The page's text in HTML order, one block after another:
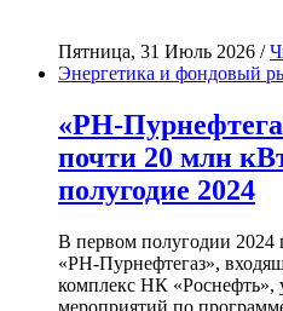
Пятница, 31 Июль 2026 /
Энергетика и фондовый
«РН-
почти 20 млн
полугодие 2024
В первом полугодии 2024
«РН-Пурнефтегаз»,
комплекс НК «Роснефть»,
мероприятий по